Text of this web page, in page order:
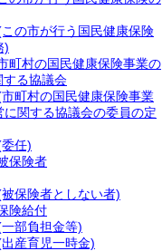
の市が行う国民健康保険
)
町村の国民健康保険事業の
する協議会
町村の国民健康保険事業
に関する協議会の委員の定
任)
保険者
保険者としない者)
険給付
部負担金等)
産育児一時金)